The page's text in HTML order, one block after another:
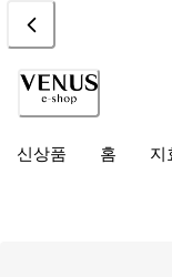
신상품 홈 지